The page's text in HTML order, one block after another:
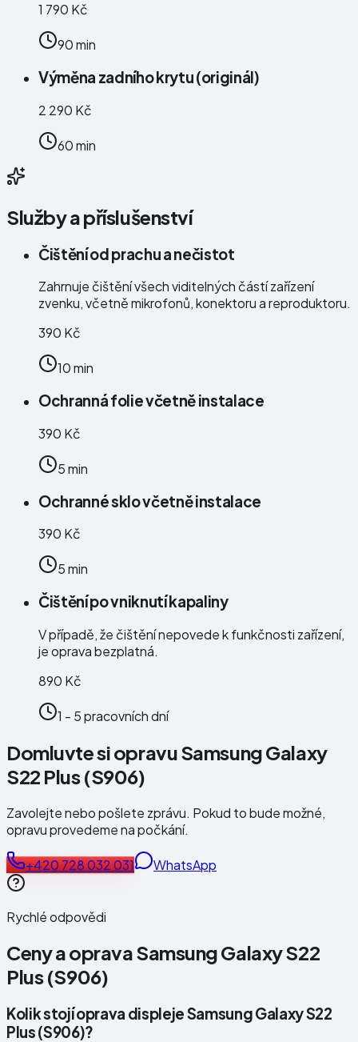
1 790 Kč
90 min
Výměna zadního krytu (originál)
2 290 Kč
60 min
Služby a příslušenství
Čištění od prachu a nečistot
Zahrnuje čištění všech viditelných částí zařízení
zvenku, včetně mikrofonů, konektoru a reproduktoru.
390 Kč
10 min
Ochranná folie včetně instalace
390 Kč
5 min
Ochranné sklo včetně instalace
390 Kč
5 min
Čištění po vniknutí kapaliny
V případě, že čištění nepovede k funkčnosti zařízení,
je oprava bezplatná.
890 Kč
1 - 5 pracovních dní
Domluvte si opravu Samsung Galaxy
S22 Plus (S906)
Zavolejte nebo pošlete zprávu. Pokud to bude možné,
opravu provedeme na počkání.
+420 728 032 031 WhatsApp
Rychlé odpovědi
Ceny a opravaSamsung Galaxy S22
Plus (S906)
Kolik stojí oprava displeje Samsung Galaxy S22
Plus (S906)?